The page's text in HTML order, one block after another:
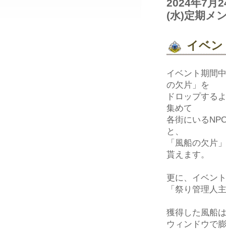
2024年7月
(水)定期メ
イベン
イベント期間
の欠片」を
ドロップする
集めて
各街にいる
と、
「風船の欠片
貰えます。
更に、イベン
「祭り管理人
獲得した風船
ウィンドウで